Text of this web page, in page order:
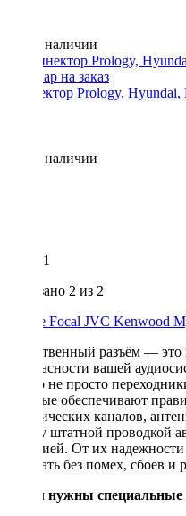
Нет в наличии
Коннектор Prology,
Нет в наличии
1
Показано 2 из 2
Alpine Focal JVC Kenwood
Качественный разъём —
безопасности вашей
— это не просто
которые обеспечивают
акустических каналов,
между штатной проводкой
станцией. От их
работать без помех, сбоев
Зачем нужны